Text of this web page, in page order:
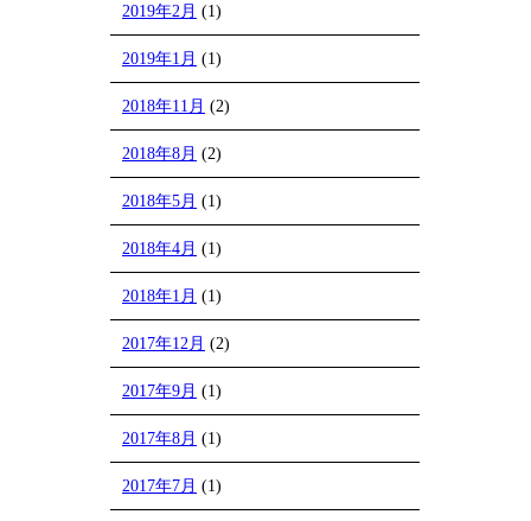
2019年2月 (1)
2019年1月 (1)
2018年11月 (2)
2018年8月 (2)
2018年5月 (1)
2018年4月 (1)
2018年1月 (1)
2017年12月 (2)
2017年9月 (1)
2017年8月 (1)
2017年7月 (1)